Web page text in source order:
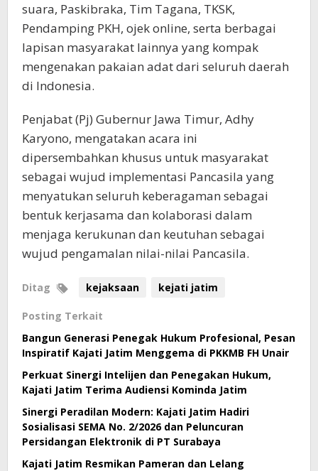
suara, Paskibraka, Tim Tagana, TKSK,
Pendamping PKH, ojek online, serta berbagai
lapisan masyarakat lainnya yang kompak
mengenakan pakaian adat dari seluruh daerah
di Indonesia.
Penjabat (Pj) Gubernur Jawa Timur, Adhy
Karyono, mengatakan acara ini
dipersembahkan khusus untuk masyarakat
sebagai wujud implementasi Pancasila yang
menyatukan seluruh keberagaman sebagai
bentuk kerjasama dan kolaborasi dalam
menjaga kerukunan dan keutuhan sebagai
wujud pengamalan nilai-nilai Pancasila.
Ditag kejaksaan kejati jatim
Posting Terkait
Bangun Generasi Penegak Hukum Profesional, Pesan
Inspiratif Kajati Jatim Menggema di PKKMB FH Unair
Perkuat Sinergi Intelijen dan Penegakan Hukum,
Kajati Jatim Terima Audiensi Kominda Jatim
Sinergi Peradilan Modern: Kajati Jatim Hadiri
Sosialisasi SEMA No. 2/2026 dan Peluncuran
Persidangan Elektronik di PT Surabaya
Kajati Jatim Resmikan Pameran dan Lelang